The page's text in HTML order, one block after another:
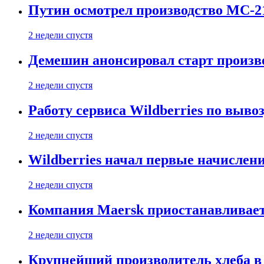
Путин осмотрел производство МС-
2 недели спустя
Демешин анонсировал старт
2 недели спустя
Работу сервиса Wildberries по
2 недели спустя
Wildberries начал первые
2 недели спустя
Компания Maersk
2 недели спустя
Крупнейший производитель хлеба